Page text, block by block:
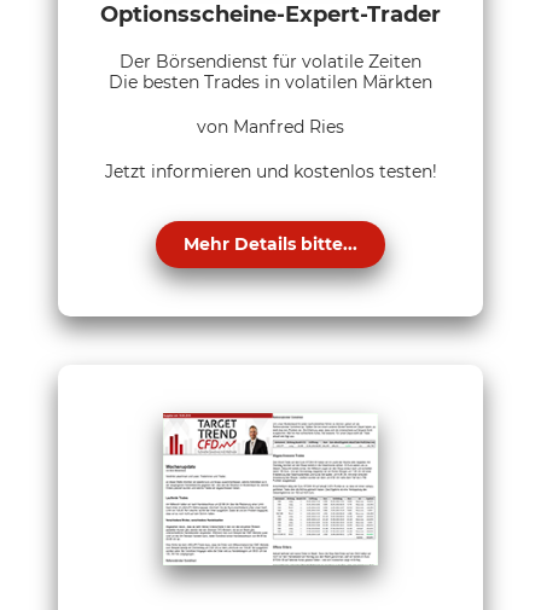
Optionsscheine-Expert-Trader
Der Börsendienst für volatile Zeiten
Die besten Trades in volatilen Märkten
von Manfred Ries
Jetzt informieren und kostenlos testen!
Mehr Details bitte...